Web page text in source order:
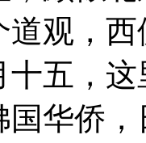
观，
十五，
华侨